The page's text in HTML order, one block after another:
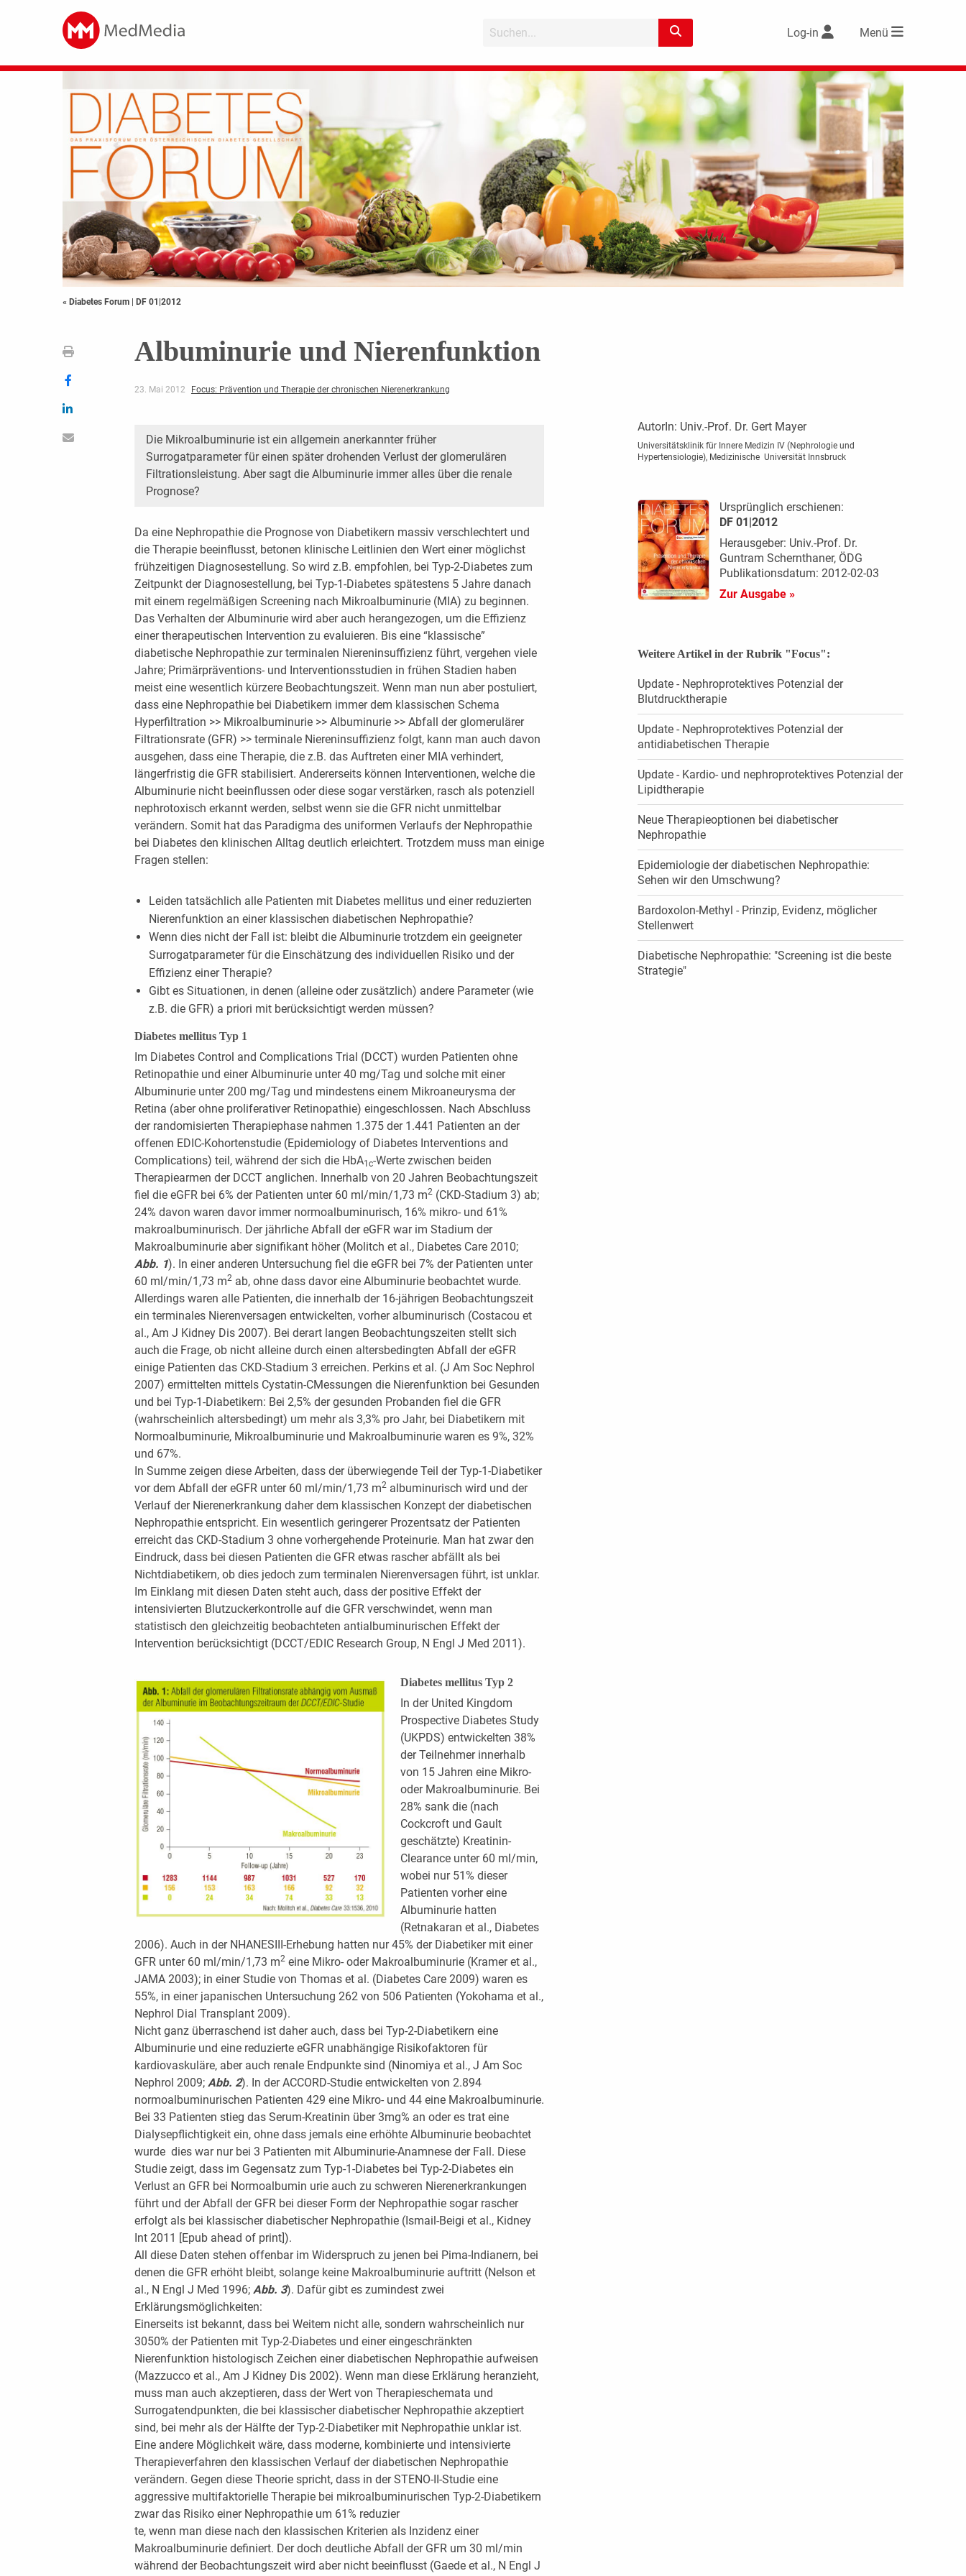
Log-in Menü
« Diabetes Forum | DF 01|2012
Albuminurie und Nierenfunktion
23. Mai 2012 Focus: Prävention und Therapie der chronischen Nierenerkrankung
Die Mikroalbuminurie ist ein allgemein anerkannter früher
Surrogatparameter für einen später drohenden Verlust der glomerulären
Filtrationsleistung. Aber sagt die Albuminurie immer alles über die renale
Prognose?
Da eine Nephropathie die Prognose von Diabetikern massiv verschlechtert und
die Therapie beeinflusst, betonen klinische Leitlinien den Wert einer möglichst
frühzeitigen Diagnosestellung. So wird z.B. empfohlen, bei Typ-2-Diabetes zum
Zeitpunkt der Diagnosestellung, bei Typ-1-Diabetes spätestens 5 Jahre danach
mit einem regelmäßigen Screening nach Mikroalbuminurie (MIA) zu beginnen.
Das Verhalten der Albuminurie wird aber auch herangezogen, um die Effizienz
einer therapeutischen Intervention zu evaluieren. Bis eine “klassische”
diabetische Nephropathie zur terminalen Niereninsuffizienz führt, vergehen viele
Jahre; Primärpräventions- und Interventionsstudien in frühen Stadien haben
meist eine wesentlich kürzere Beobachtungszeit. Wenn man nun aber postuliert,
dass eine Nephropathie bei Diabetikern immer dem klassischen Schema
Hyperfiltration >> Mikroalbuminurie >> Albuminurie >> Abfall der glomerulärer
Filtrationsrate (GFR) >> terminale Niereninsuffizienz folgt, kann man auch davon
ausgehen, dass eine Therapie, die z.B. das Auftreten einer MIA verhindert,
längerfristig die GFR stabilisiert. Andererseits können Interventionen, welche die
Albuminurie nicht beeinflussen oder diese sogar verstärken, rasch als potenziell
nephrotoxisch erkannt werden, selbst wenn sie die GFR nicht unmittelbar
verändern. Somit hat das Paradigma des uniformen Verlaufs der Nephropathie
bei Diabetes den klinischen Alltag deutlich erleichtert. Trotzdem muss man einige
Fragen stellen:
Leiden tatsächlich alle Patienten mit Diabetes mellitus und einer reduzierten
Nierenfunktion an einer klassischen diabetischen Nephropathie?
Wenn dies nicht der Fall ist: bleibt die Albuminurie trotzdem ein geeigneter
Surrogatparameter für die Einschätzung des individuellen Risiko und der
Effizienz einer Therapie?
Gibt es Situationen, in denen (alleine oder zusätzlich) andere Parameter (wie
z.B. die GFR) a priori mit berücksichtigt werden müssen?
Diabetes mellitus Typ 1
Im Diabetes Control and Complications Trial (DCCT) wurden Patienten ohne
Retinopathie und einer Albuminurie unter 40 mg/Tag und solche mit einer
Albuminurie unter 200 mg/Tag und mindestens einem Mikroaneurysma der
Retina (aber ohne proliferativer Retinopathie) eingeschlossen. Nach Abschluss
der randomisierten Therapiephase nahmen 1.375 der 1.441 Patienten an der
offenen EDIC-Kohortenstudie (Epidemiology of Diabetes Interventions and
Complications) teil, während der sich die HbA1c-Werte zwischen beiden
Therapiearmen der DCCT anglichen. Innerhalb von 20 Jahren Beobachtungszeit
fiel die eGFR bei 6% der Patienten unter 60 ml/min/1,73 m2(CKD-Stadium 3) ab;
24% davon waren davor immer normoalbuminurisch, 16% mikro- und 61%
makroalbuminurisch. Der jährliche Abfall der eGFR war im Stadium der
Makroalbuminurie aber signifikant höher (Molitch et al., Diabetes Care 2010;
Abb. 1). In einer anderen Untersuchung fiel die eGFR bei 7% der Patienten unter
60 ml/min/1,73 m2ab, ohne dass davor eine Albuminurie beobachtet wurde.
Allerdings waren alle Patienten, die innerhalb der 16-jährigen Beobachtungszeit
ein terminales Nierenversagen entwickelten, vorher albuminurisch (Costacou et
al., Am J Kidney Dis 2007). Bei derart langen Beobachtungszeiten stellt sich
auch die Frage, ob nicht alleine durch einen altersbedingten Abfall der eGFR
einige Patienten das CKD-Stadium 3 erreichen. Perkins et al. (J Am Soc Nephrol
2007) ermittelten mittels Cystatin-CMessungen die Nierenfunktion bei Gesunden
und bei Typ-1-Diabetikern: Bei 2,5% der gesunden Probanden fiel die GFR
(wahrscheinlich altersbedingt) um mehr als 3,3% pro Jahr, bei Diabetikern mit
Normoalbuminurie, Mikroalbuminurie und Makroalbuminurie waren es 9%, 32%
und 67%.
In Summe zeigen diese Arbeiten, dass der überwiegende Teil der Typ-1-Diabetiker
vor dem Abfall der eGFR unter 60 ml/min/1,73 m2albuminurisch wird und der
Verlauf der Nierenerkrankung daher dem klassischen Konzept der diabetischen
Nephropathie entspricht. Ein wesentlich geringerer Prozentsatz der Patienten
erreicht das CKD-Stadium 3 ohne vorhergehende Proteinurie. Man hat zwar den
Eindruck, dass bei diesen Patienten die GFR etwas rascher abfällt als bei
Nichtdiabetikern, ob dies jedoch zum terminalen Nierenversagen führt, ist unklar.
Im Einklang mit diesen Daten steht auch, dass der positive Effekt der
intensivierten Blutzuckerkontrolle auf die GFR verschwindet, wenn man
statistisch den gleichzeitig beobachteten antialbuminurischen Effekt der
Intervention berücksichtigt (DCCT/EDIC Research Group, N Engl J Med 2011).
Diabetes mellitus Typ 2
In der United Kingdom
Prospective Diabetes Study
(UKPDS) entwickelten 38%
der Teilnehmer innerhalb
von 15 Jahren eine Mikro-
oder Makroalbuminurie. Bei
28% sank die (nach
Cockcroft und Gault
geschätzte) Kreatinin-
Clearance unter 60 ml/min,
wobei nur 51% dieser
Patienten vorher eine
Albuminurie hatten
(Retnakaran et al., Diabetes
2006). Auch in der NHANESIII-Erhebung hatten nur 45% der Diabetiker mit einer
GFR unter 60 ml/min/1,73 m2eine Mikro- oder Makroalbuminurie (Kramer et al.,
JAMA 2003); in einer Studie von Thomas et al. (Diabetes Care 2009) waren es
55%, in einer japanischen Untersuchung 262 von 506 Patienten (Yokohama et al.,
Nephrol Dial Transplant 2009).
Nicht ganz überraschend ist daher auch, dass bei Typ-2-Diabetikern eine
Albuminurie und eine reduzierte eGFR unabhängige Risikofaktoren für
kardiovaskuläre, aber auch renale Endpunkte sind (Ninomiya et al., J Am Soc
Nephrol 2009; Abb. 2). In der ACCORD-Studie entwickelten von 2.894
normoalbuminurischen Patienten 429 eine Mikro- und 44 eine Makroalbuminurie.
Bei 33 Patienten stieg das Serum-Kreatinin über 3mg% an oder es trat eine
Dialysepflichtigkeit ein, ohne dass jemals eine erhöhte Albuminurie beobachtet
wurde  dies war nur bei 3 Patienten mit Albuminurie-Anamnese der Fall. Diese
Studie zeigt, dass im Gegensatz zum Typ-1-Diabetes bei Typ-2-Diabetes ein
Verlust an GFR bei Normoalbumin urie auch zu schweren Nierenerkrankungen
führt und der Abfall der GFR bei dieser Form der Nephropathie sogar rascher
erfolgt als bei klassischer diabetischer Nephropathie (Ismail-Beigi et al., Kidney
Int 2011 [Epub ahead of print]).
All diese Daten stehen offenbar im Widerspruch zu jenen bei Pima-Indianern, bei
denen die GFR erhöht bleibt, solange keine Makroalbuminurie auftritt (Nelson et
al., N Engl J Med 1996; Abb. 3). Dafür gibt es zumindest zwei
Erklärungsmöglichkeiten:
Einerseits ist bekannt, dass bei Weitem nicht alle, sondern wahrscheinlich nur
3050% der Patienten mit Typ-2-Diabetes und einer eingeschränkten
Nierenfunktion histologisch Zeichen einer diabetischen Nephropathie aufweisen
(Mazzucco et al., Am J Kidney Dis 2002). Wenn man diese Erklärung heranzieht,
muss man auch akzeptieren, dass der Wert von Therapieschemata und
Surrogatendpunkten, die bei klassischer diabetischer Nephropathie akzeptiert
sind, bei mehr als der Hälfte der Typ-2-Diabetiker mit Nephropathie unklar ist.
Eine andere Möglichkeit wäre, dass moderne, kombinierte und intensivierte
Therapieverfahren den klassischen Verlauf der diabetischen Nephropathie
verändern. Gegen diese Theorie spricht, dass in der STENO-II-Studie eine
aggressive multifaktorielle Therapie bei mikroalbuminurischen Typ-2-Diabetikern
zwar das Risiko einer Nephropathie um 61% reduzier
te, wenn man diese nach den klassischen Kriterien als Inzidenz einer
Makroalbuminurie definiert. Der doch deutliche Abfall der GFR um 30 ml/min
während der Beobachtungszeit wird aber nicht beeinflusst (Gaede et al., N Engl J
AutorIn: Univ.-Prof. Dr. Gert Mayer
Universitätsklinik für Innere Medizin IV (Nephrologie und
Hypertensiologie), Medizinische Universität Innsbruck
Ursprünglich erschienen:
DF 01|2012
Herausgeber: Univ.-Prof. Dr.
Guntram Schernthaner, ÖDG
Publikationsdatum: 2012-02-03
Zur Ausgabe »
Weitere Artikel in der Rubrik "Focus":
Update - Nephroprotektives Potenzial der
Blutdrucktherapie
Update - Nephroprotektives Potenzial der
antidiabetischen Therapie
Update - Kardio- und nephroprotektives Potenzial der
Lipidtherapie
Neue Therapieoptionen bei diabetischer
Nephropathie
Epidemiologie der diabetischen Nephropathie:
Sehen wir den Umschwung?
Bardoxolon-Methyl - Prinzip, Evidenz, möglicher
Stellenwert
Diabetische Nephropathie: "Screening ist die beste
Strategie"